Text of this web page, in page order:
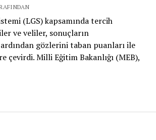
(LGS) kapsamında tercih
ve veliler, sonuçların
ardından gözlerini taban puanları ile
çevirdi. Milli Eğitim Bakanlığı (MEB),